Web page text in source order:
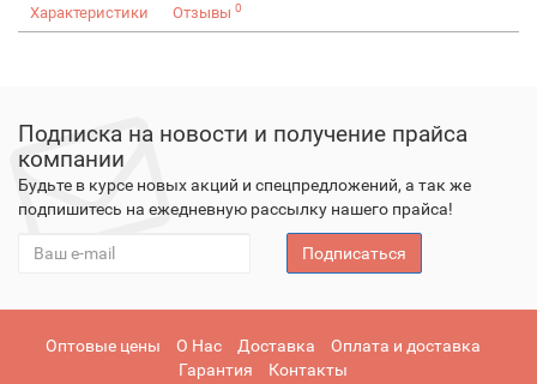
Характеристики Отзывы 0
Подписка на новости и получение прайса
компании
Будьте в курсе новых акций и спецпредложений, а так же
подпишитесь на ежедневную рассылку нашего прайса!
Подписаться
Оптовые цены О Нас Доставка
Оплата и доставка
Гарантия
Контакты